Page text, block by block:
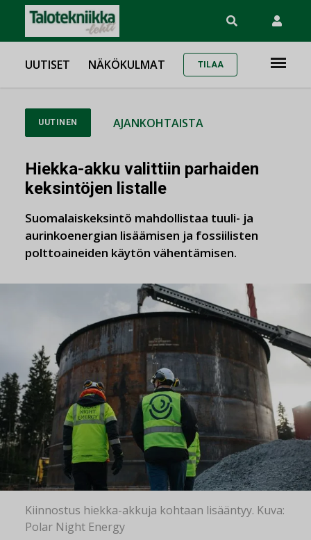
UUTISET NÄKÖKULMAT TILAA
UUTINEN AJANKOHTAISTA
Hiekka-akku valittiin parhaiden
keksintöjen listalle
Suomalaiskeksintö mahdollistaa tuuli- ja
aurinkoenergian lisäämisen ja fossiilisten
polttoaineiden käytön vähentämisen.
Kiinnostus hiekka-akkuja kohtaan lisääntyy. Kuva:
Polar Night Energy